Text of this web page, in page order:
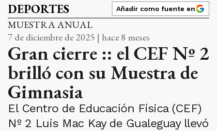
DEPORTES Añadir como fuente en
MUESTRA ANUAL
7 de diciembre de 2025 | hace 8 meses
Gran cierre :: el CEF Nº 2
brilló con su Muestra de
Gimnasia
El Centro de Educación Física (CEF)
Nº 2 Luis Mac Kay de Gualeguay llevó